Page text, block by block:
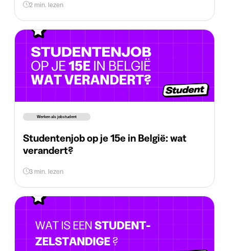
2 min. lezen
Werken als jobstudent
Studentenjob op je 15e in België: wat
verandert?
3 min. lezen